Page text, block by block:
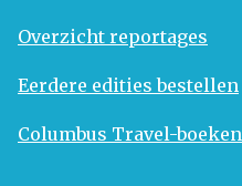
Overzicht reportages
Eerdere edities bestellen
Columbus Travel-boeken